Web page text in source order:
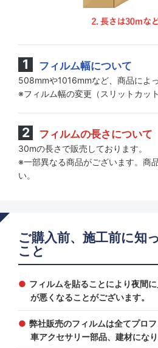
フィルム幅について
508mmや1016mmなど、商品によ
※フィルム幅の変更（スリットカッ
フィルムの長さについて
30mの長さで販売しております。
※一部異なる商品がございます。商
い。
ご購入前、施工前に知
こと
フィルムを貼ることにより夜間
が悪くなることがございます。
弊社販売のフィルムは全てプロ
車アクセサリー部品、建材になり